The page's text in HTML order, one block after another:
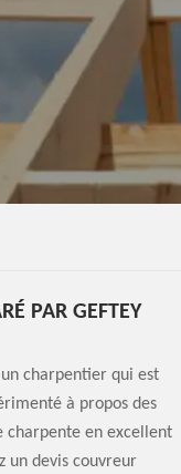
PAR GEFTEY
charpentier qui est
à propos des
charpente en excellent
un devis couvreur